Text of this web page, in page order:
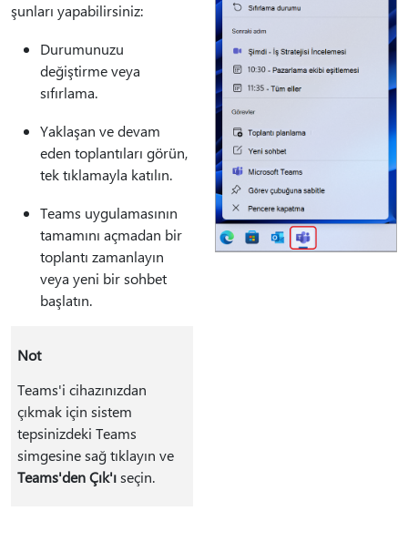
şunları yapabilirsiniz:
Durumunuzu
değiştirme veya
sıfırlama.
Yaklaşan ve devam
eden toplantıları görün,
tek tıklamayla katılın.
Teams uygulamasının
tamamını açmadan bir
toplantı zamanlayın
veya yeni bir sohbet
başlatın.
Not
Teams'i cihazınızdan
çıkmak için sistem
tepsinizdeki Teams
simgesine sağ tıklayın ve
Teams'den Çık'ıseçin.